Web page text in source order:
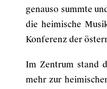
genauso summte
die heimische
Konferenz der
Im Zentrum stand
mehr zur